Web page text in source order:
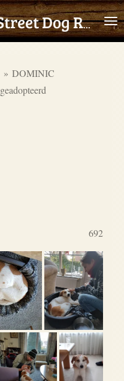
Rudozem Street Dog Rescue
» DOMINIC
geadopteerd
692